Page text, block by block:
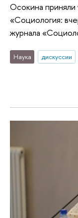
Осокина
«Cоциология:
журнала
Наука дискуссии